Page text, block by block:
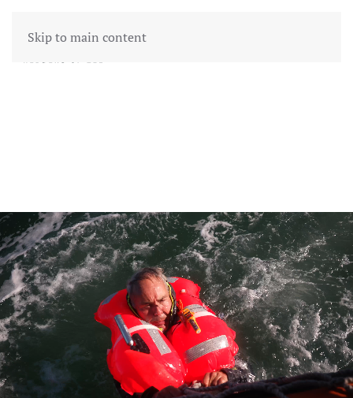
Skip to main content